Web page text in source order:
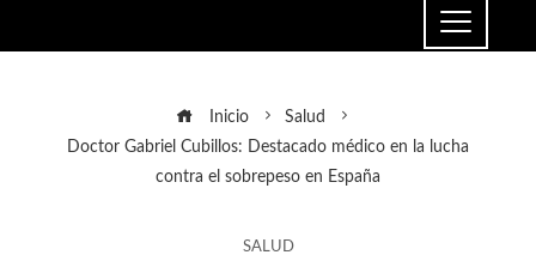
Inicio
Salud
Doctor Gabriel Cubillos: Destacado médico en la lucha
contra el sobrepeso en España
SALUD